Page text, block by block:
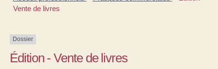
Vente de livres
Dossier
Édition - Vente de livres